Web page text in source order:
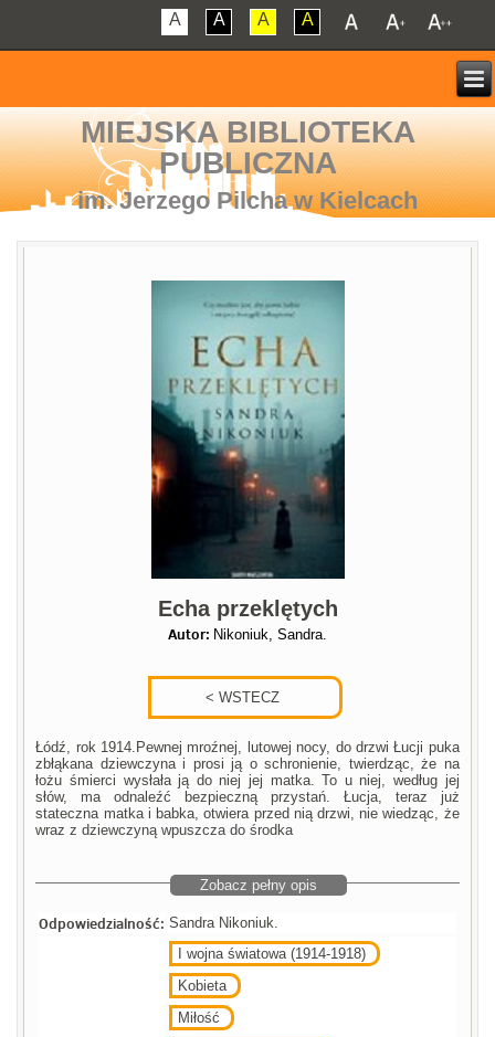
A A A A
MIEJSKA BIBLIOTEKA
PUBLICZNA
im. Jerzego Pilcha w Kielcach
Echa przeklętych
Autor: Nikoniuk, Sandra.
Łódź, rok 1914.Pewnej mroźnej, lutowej nocy, do drzwi Łucji puka
zbłąkana dziewczyna i prosi ją o schronienie, twierdząc, że na
łożu śmierci wysłała ją do niej jej matka. To u niej, według jej
słów, ma odnaleźć bezpieczną przystań. Łucja, teraz już
stateczna matka i babka, otwiera przed nią drzwi, nie wiedząc, że
wraz z dziewczyną wpuszcza do środka
Zobacz pełny opis
Odpowiedzialność: Sandra Nikoniuk.
I wojna światowa (1914-1918)
Kobieta
Miłość